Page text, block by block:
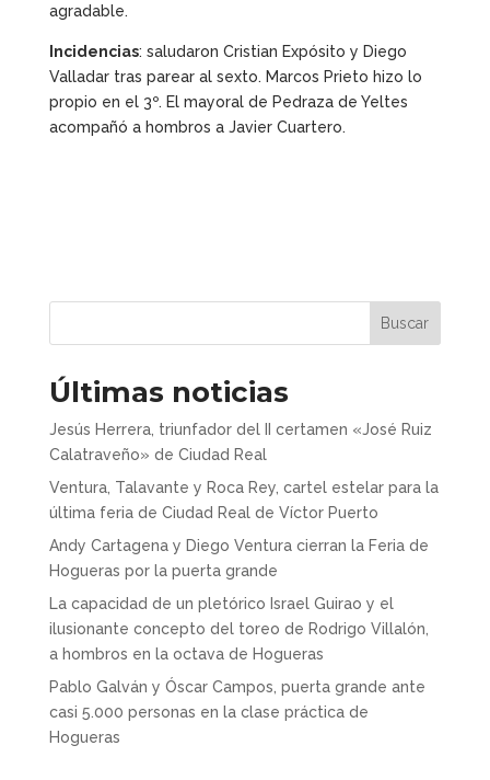
agradable.
Incidencias: saludaron Cristian Expósito y Diego
Valladar tras parear al sexto. Marcos Prieto hizo lo
propio en el 3º. El mayoral de Pedraza de Yeltes
acompañó a hombros a Javier Cuartero.
Buscar
Últimas noticias
Jesús Herrera, triunfador del II certamen «José Ruiz
Calatraveño» de Ciudad Real
Ventura, Talavante y Roca Rey, cartel estelar para la
última feria de Ciudad Real de Víctor Puerto
Andy Cartagena y Diego Ventura cierran la Feria de
Hogueras por la puerta grande
La capacidad de un pletórico Israel Guirao y el
ilusionante concepto del toreo de Rodrigo Villalón,
a hombros en la octava de Hogueras
Pablo Galván y Óscar Campos, puerta grande ante
casi 5.000 personas en la clase práctica de
Hogueras